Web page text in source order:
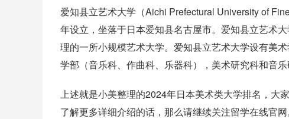
爱知县立艺术大学（Aichi Prefectural University of
年设立，坐落于日本爱知县名古屋市。爱知县立艺术
理的一所小规模艺术大学。爱知县立艺术大学设有美
学部（音乐科、作曲科、乐器科），美术研究科和音乐
上述就是小美整理的2024年日本美术类大学排名，大
了解更多详细介绍的话，那么请继续关注留学在线官网